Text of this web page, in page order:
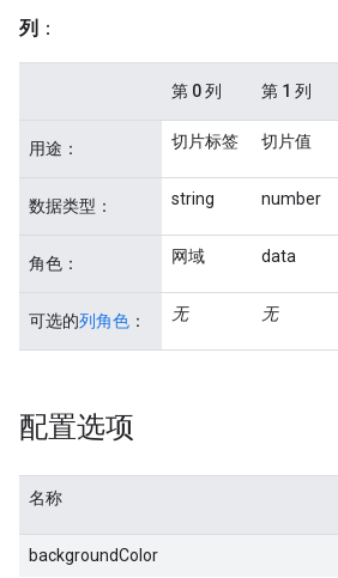
列 ：
第 0 列 第 1 列
用途： 切片标签 切片值
数据类型： string number
角色： 网域 data
可选的列角色 ： 无 无
配置选项
名称
backgroundColor